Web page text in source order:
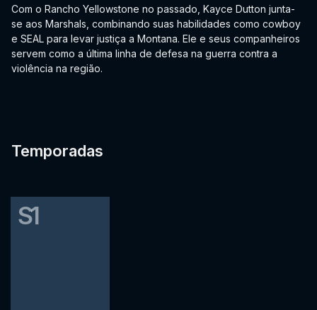
Com o Rancho Yellowstone no passado, Kayce Dutton junta-
se aos Marshals, combinando suas habilidades como cowboy
e SEAL para levar justiça a Montana. Ele e seus companheiros
servem como a última linha de defesa na guerra contra a
violência na região.
Temporadas
S1